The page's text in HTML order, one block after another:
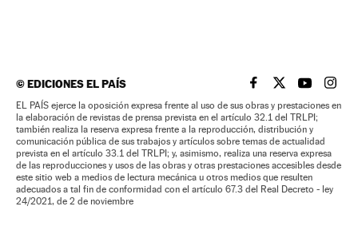
©EDICIONES EL PAÍS EL PAÍS BRASIL EN
EL PAÍSEL PAÍS
EL
EL PAÍS ejerce la oposición expresa frente al uso de sus obras y prestaciones en
la elaboración de revistas de prensa prevista en el artículo 32.1 del TRLPI;
también realiza la reserva expresa frente a la reproducción, distribución y
comunicación pública de sus trabajos y artículos sobre temas de actualidad
prevista en el artículo 33.1 del TRLPI; y, asimismo, realiza una reserva expresa
de las reproducciones y usos de las obras y otras prestaciones accesibles desde
este sitio web a medios de lectura mecánica u otros medios que resulten
adecuados a tal fin de conformidad con el artículo 67.3 del Real Decreto - ley
24/2021, de 2 de noviembre